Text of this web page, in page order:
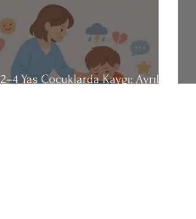
2–4 Yaş Çocuklarda Kaygı: Ayrılma,